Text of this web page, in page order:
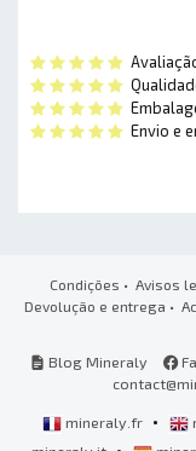
Envio e
Condições • Avisos
Devolução e entrega •
Blog Mineraly
mineraly.fr •